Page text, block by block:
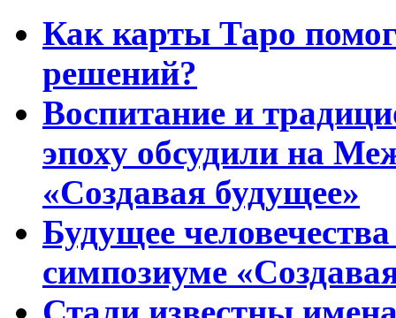
Как карты Таро
решений?
Воспитание и
эпоху обсудили на
«Создавая будущее»
Будущее
симпозиуме